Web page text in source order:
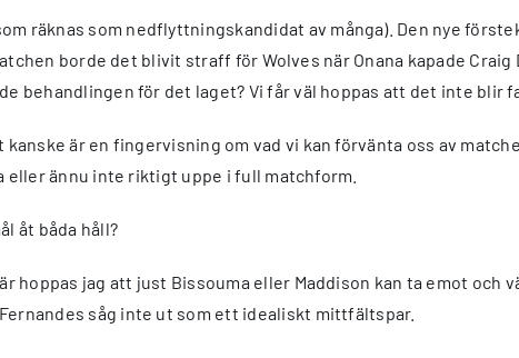
räknas som nedflyttningskandidat av många). Den nye
borde det blivit straff för Wolves när Onana kapade Craig
behandlingen för det laget? Vi får väl hoppas att det inte blir
är en fingervisning om vad vi kan förvänta oss av
ännu inte riktigt uppe i full matchform.
åt båda håll?
jag att just Bissouma eller Maddison kan ta emot och
såg inte ut som ett idealiskt mittfältspar.